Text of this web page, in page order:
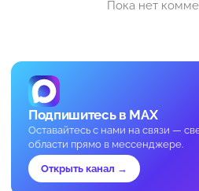
Пока нет
Подпишитесь в MAX
Оставайтесь с нами на связи —
области прямо в мессенджере.
Открыть канал →